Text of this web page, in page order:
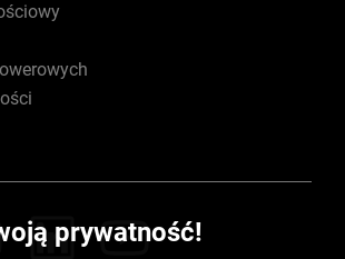
prywatność!